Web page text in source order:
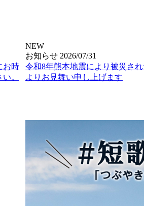
お時
。
NEW
お知らせ 2026/07/31
令和8年熊本地震により被災さ
よりお見舞い申し上げます